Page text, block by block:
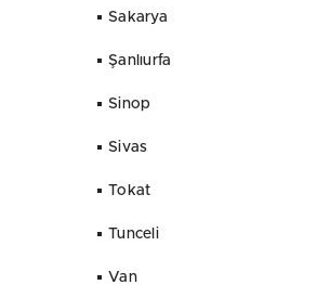
Sakarya
Şanlıurfa
Sinop
Sivas
Tokat
Tunceli
Van